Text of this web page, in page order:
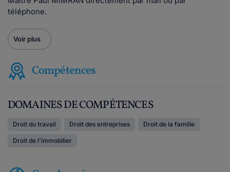
téléphone.
Voir plus
Compétences
DOMAINES DE COMPÉTENCES
Droit du travail Droit des entreprises Droit de la famille
Droit de l'immobilier